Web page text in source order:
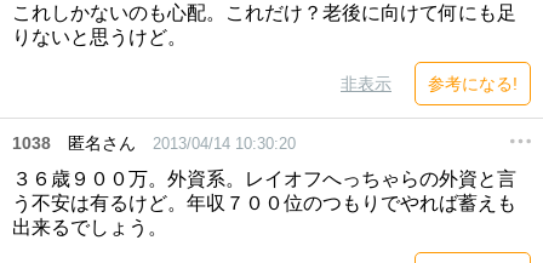
これしかないのも心配。これだけ？老後に向けて何にも足
りないと思うけど。
非表示 参考になる!
1038 匿名さん 2013/04/14 10:30:20
３６歳９００万。外資系。レイオフへっちゃらの外資と言
う不安は有るけど。年収７００位のつもりでやれば蓄えも
出来るでしょう。